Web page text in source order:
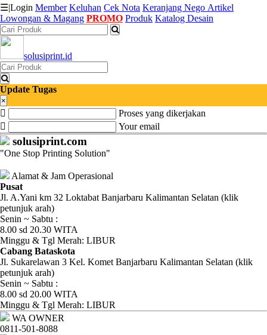
Katalog
Produk
Petugas
Riwayat
Transaksi
Tagihan
Berjalan
Pembayaran
Pendapatan
Fee
Ganti
Password
Logout
☰|Login Member Keluhan Cek Nota Keranjang Nego Artikel
Lowongan & Magang PROMO Produk Katalog Desain
solusiprint.id
Update Tugas
×
Proses yang dikerjakan
Your email
solusiprint.com
"One Stop Printing Solution"
Alamat & Jam Operasional
Pusat
Jl. A.Yani km 32 Loktabat Banjarbaru Kalimantan Selatan (klik
petunjuk arah)
Senin ~ Sabtu :
8.00 sd 20.30 WITA
Minggu & Tgl Merah: LIBUR
Cabang Bataskota
Jl. Sukarelawan 3 Kel. Komet Banjarbaru Kalimantan Selatan (klik
petunjuk arah)
Senin ~ Sabtu :
8.00 sd 20.00 WITA
Minggu & Tgl Merah: LIBUR
WA OWNER
0811-501-8088